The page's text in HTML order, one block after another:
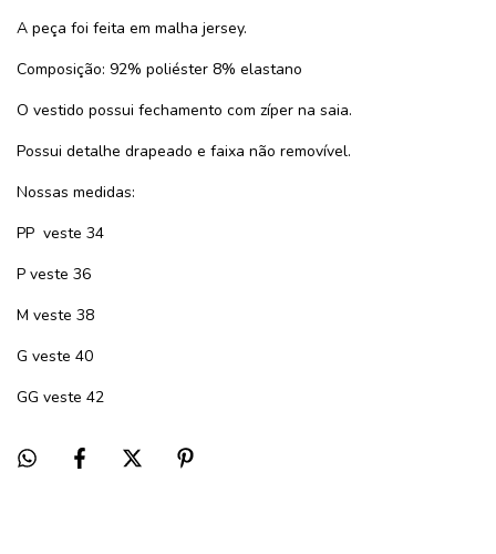
A peça foi feita em malha jersey.
Composição: 92% poliéster 8% elastano
O vestido possui fechamento com zíper na saia.
Possui detalhe drapeado e faixa não removível.
Nossas medidas:
PP veste 34
P veste 36
M veste 38
G veste 40
GG veste 42